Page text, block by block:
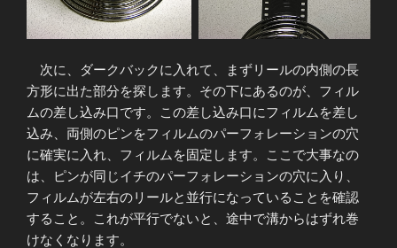
次に、ダークバックに入れて、まずリールの内側の長
方形に出た部分を探します。その下にあるのが、フィル
ムの差し込み口です。この差し込み口にフィルムを差し
込み、両側のピンをフィルムのパーフォレーションの穴
に確実に入れ、フィルムを固定します。ここで大事なの
は、ピンが同じイチのパーフォレーションの穴に入り、
フィルムが左右のリールと並行になっていることを確認
すること。これが平行でないと、途中で溝からはずれ巻
けなくなります。